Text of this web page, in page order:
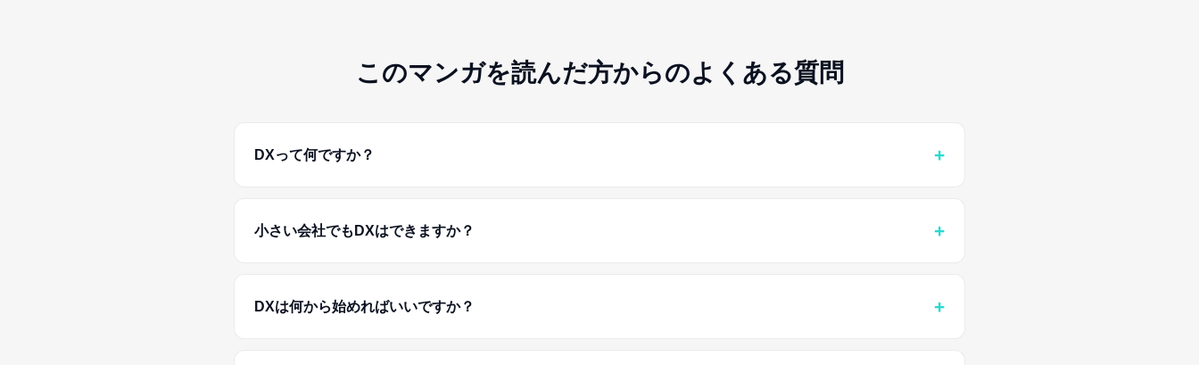
このマンガを読んだ方からのよくある質問
DXって何ですか？
小さい会社でもDXはできますか？
DXは何から始めればいいですか？